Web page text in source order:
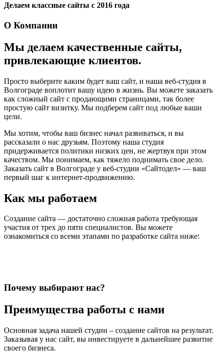
Делаем классные сайты с 2016 года
О Компании
Мы делаем качественные сайты,
привлекающие клиентов.
Просто выберите каким будет ваш сайт, и наша веб-студия в
Волгограде воплотит вашу идею в жизнь. Вы можете заказать
как сложный сайт с продающими страницами, так более
простую сайт визитку. Мы подберем сайт под любые ваши
цели.
Мы хотим, чтобы ваш бизнес начал развиваться, и вы
рассказали о нас друзьям. Поэтому наша студия
придерживается политики низких цен, не жертвуя при этом
качеством. Мы понимаем, как тяжело поднимать свое дело.
Заказать сайт в Волгограде у веб-студии «Сайтодел» — ваш
первый шаг к интернет-продвижению.
Как мы работаем
Создание сайта — достаточно сложная работа требующая
участия от трех до пяти специалистов. Вы можете
ознакомиться со всеми этапами по разработке сайта ниже:
Почему выбирают нас?
Преимущества работы с нами
Основная задача нашей студии – создание сайтов на результат.
Заказывая у нас сайт, вы инвестируете в дальнейшее развитие
своего бизнеса.